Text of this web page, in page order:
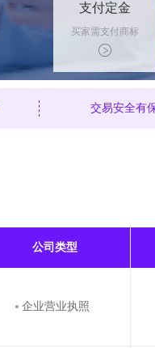
支付定金
买家需支付商标
标价的10%的购
买订金
交易安全有
公司类型
企业营业执照